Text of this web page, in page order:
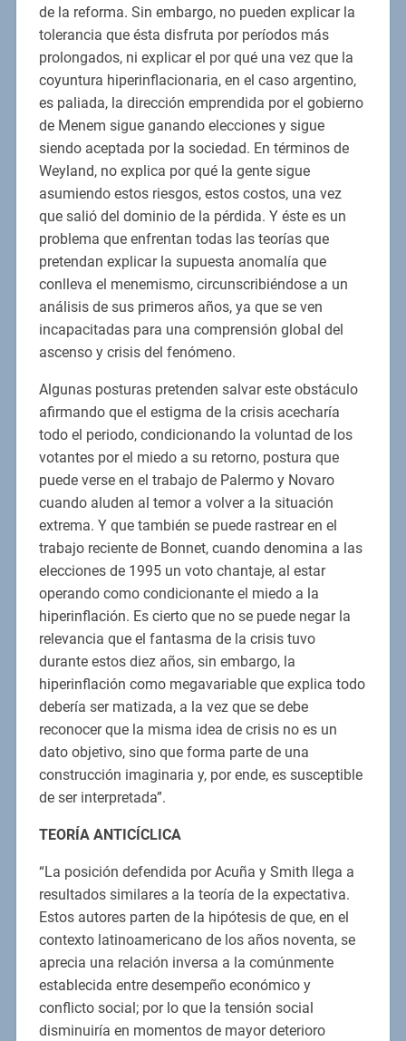
de la reforma. Sin embargo, no pueden explicar la
tolerancia que ésta disfruta por períodos más
prolongados, ni explicar el por qué una vez que la
coyuntura hiperinflacionaria, en el caso argentino,
es paliada, la dirección emprendida por el gobierno
de Menem sigue ganando elecciones y sigue
siendo aceptada por la sociedad. En términos de
Weyland, no explica por qué la gente sigue
asumiendo estos riesgos, estos costos, una vez
que salió del dominio de la pérdida. Y éste es un
problema que enfrentan todas las teorías que
pretendan explicar la supuesta anomalía que
conlleva el menemismo, circunscribiéndose a un
análisis de sus primeros años, ya que se ven
incapacitadas para una comprensión global del
ascenso y crisis del fenómeno.
Algunas posturas pretenden salvar este obstáculo
afirmando que el estigma de la crisis acecharía
todo el periodo, condicionando la voluntad de los
votantes por el miedo a su retorno, postura que
puede verse en el trabajo de Palermo y Novaro
cuando aluden al temor a volver a la situación
extrema. Y que también se puede rastrear en el
trabajo reciente de Bonnet, cuando denomina a las
elecciones de 1995 un voto chantaje, al estar
operando como condicionante el miedo a la
hiperinflación. Es cierto que no se puede negar la
relevancia que el fantasma de la crisis tuvo
durante estos diez años, sin embargo, la
hiperinflación como megavariable que explica todo
debería ser matizada, a la vez que se debe
reconocer que la misma idea de crisis no es un
dato objetivo, sino que forma parte de una
construcción imaginaria y, por ende, es susceptible
de ser interpretada”.
TEORÍA ANTICÍCLICA
“La posición defendida por Acuña y Smith llega a
resultados similares a la teoría de la expectativa.
Estos autores parten de la hipótesis de que, en el
contexto latinoamericano de los años noventa, se
aprecia una relación inversa a la comúnmente
establecida entre desempeño económico y
conflicto social; por lo que la tensión social
disminuiría en momentos de mayor deterioro